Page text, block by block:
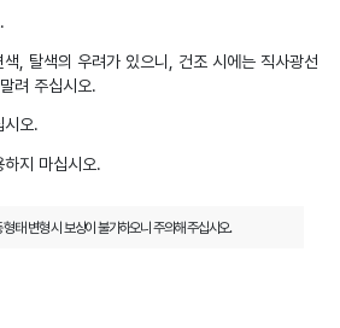
, 탈색의 우려가 있으니, 건조 시에는 직사광선
려 주십시오.
시오.
지 마십시오.
태 변형 시 보상이 불가하오니 주의해 주십시오.